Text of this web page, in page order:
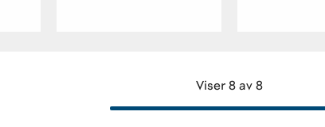
Viser 8 av 8